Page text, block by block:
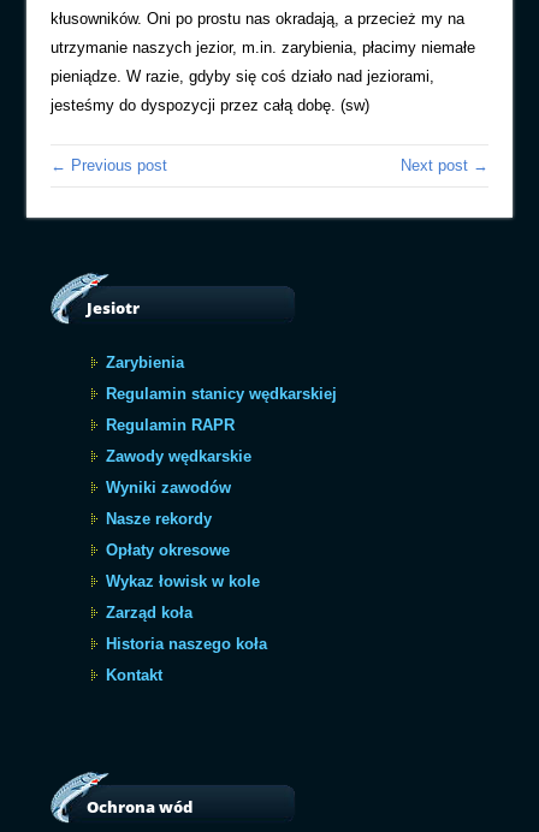
kłusowników. Oni po prostu nas okradają, a przecież my na
utrzymanie naszych jezior, m.in. zarybienia, płacimy niemałe
pieniądze. W razie, gdyby się coś działo nad jeziorami,
jesteśmy do dyspozycji przez całą dobę. (sw)
← Previous post Next post →
Jesiotr
Zarybienia
Regulamin stanicy wędkarskiej
Regulamin RAPR
Zawody wędkarskie
Wyniki zawodów
Nasze rekordy
Opłaty okresowe
Wykaz łowisk w kole
Zarząd koła
Historia naszego koła
Kontakt
Ochrona wód